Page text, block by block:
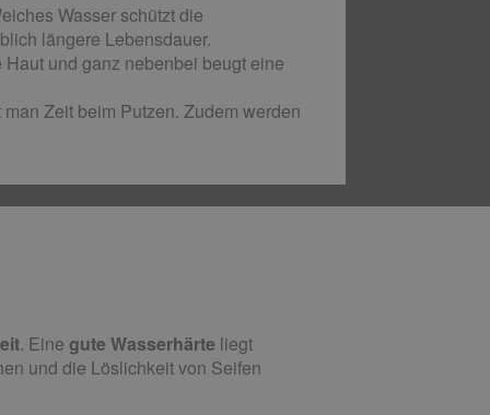
Wasser schützt die
längere Lebensdauer.
und ganz nebenbei beugt eine
Zeit beim Putzen. Zudem werden
. Eine gute Wasserhärte liegt
und die Löslichkeit von Seifen